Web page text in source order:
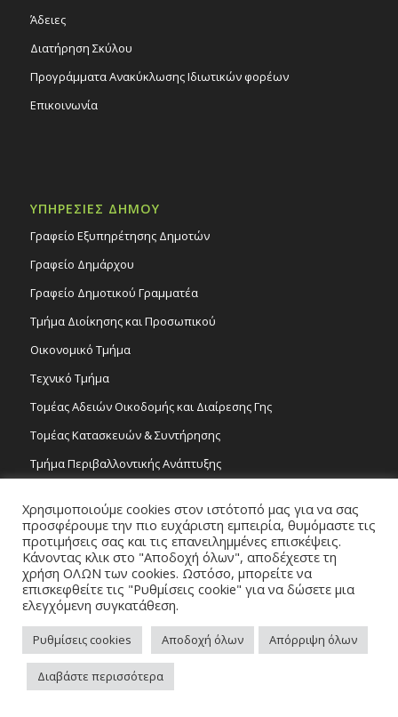
Άδειες
Διατήρηση Σκύλου
Προγράμματα Ανακύκλωσης Ιδιωτικών φορέων
Επικοινωνία
ΥΠΗΡΕΣΙΕΣ ΔΗΜΟΥ
Γραφείο Εξυπηρέτησης Δημοτών
Γραφείο Δημάρχου
Γραφείο Δημοτικού Γραμματέα
Τμήμα Διοίκησης και Προσωπικού
Οικονομικό Τμήμα
Τεχνικό Τμήμα
Τομέας Αδειών Οικοδομής και Διαίρεσης Γης
Τομέας Κατασκευών & Συντήρησης
Τμήμα Περιβαλλοντικής Ανάπτυξης
Τομέας Γραμμάτων και Τεχνών
Τροχονομία
Copyright 2026 © Δήμος Στροβόλου, All Rights Reserved. / Powered by
NETinfo Plc
Χρησιμοποιούμε cookies στον ιστότοπό μας για να σας
προσφέρουμε την πιο ευχάριστη εμπειρία, θυμόμαστε τις
προτιμήσεις σας και τις επανειλημμένες επισκέψεις.
Κάνοντας κλικ στο "Αποδοχή όλων", αποδέχεστε τη
χρήση ΟΛΩΝ των cookies. Ωστόσο, μπορείτε να
επισκεφθείτε τις "Ρυθμίσεις cookie" για να δώσετε μια
ελεγχόμενη συγκατάθεση.
Ρυθμίσεις cookies Αποδοχή όλων Απόρριψη όλων
Διαβάστε περισσότερα